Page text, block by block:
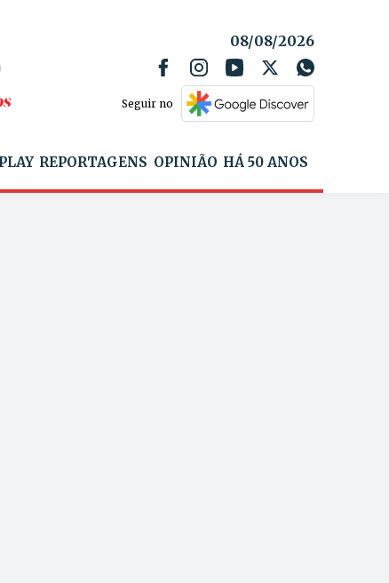
08/08/2026
Seguir no
REPORTAGENS OPINIÃO HÁ 50 ANOS